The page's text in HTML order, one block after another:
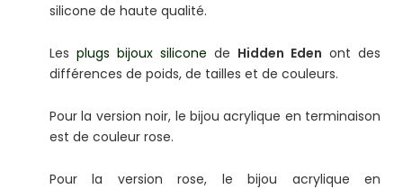
silicone de haute qualité.
Les plugs bijoux silicone de Hidden Eden ont des
différences de poids, de tailles et de couleurs.
Pour la version noir, le bijou acrylique en terminaison
est de couleur rose.
Pour la version rose, le bijou acrylique en